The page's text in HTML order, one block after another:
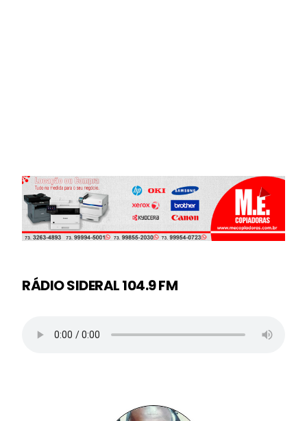
RÁDIO SIDERAL 104.9 FM